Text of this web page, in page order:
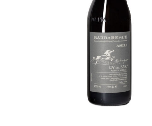
Catas y Actividades